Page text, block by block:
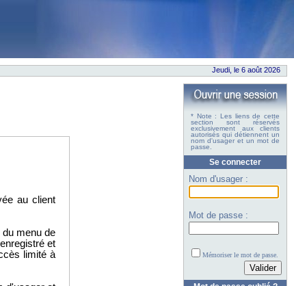
Jeudi, le 6 août 2026
au client
menu de
et
limité à
* Note : Les liens de cette
section sont réservés
exclusivement aux clients
autorisés qui détiennent un
nom d'usager et un mot de
passe.
Se connecter
Nom d'usager :
Mot de passe :
Mémoriser le mot de passe.